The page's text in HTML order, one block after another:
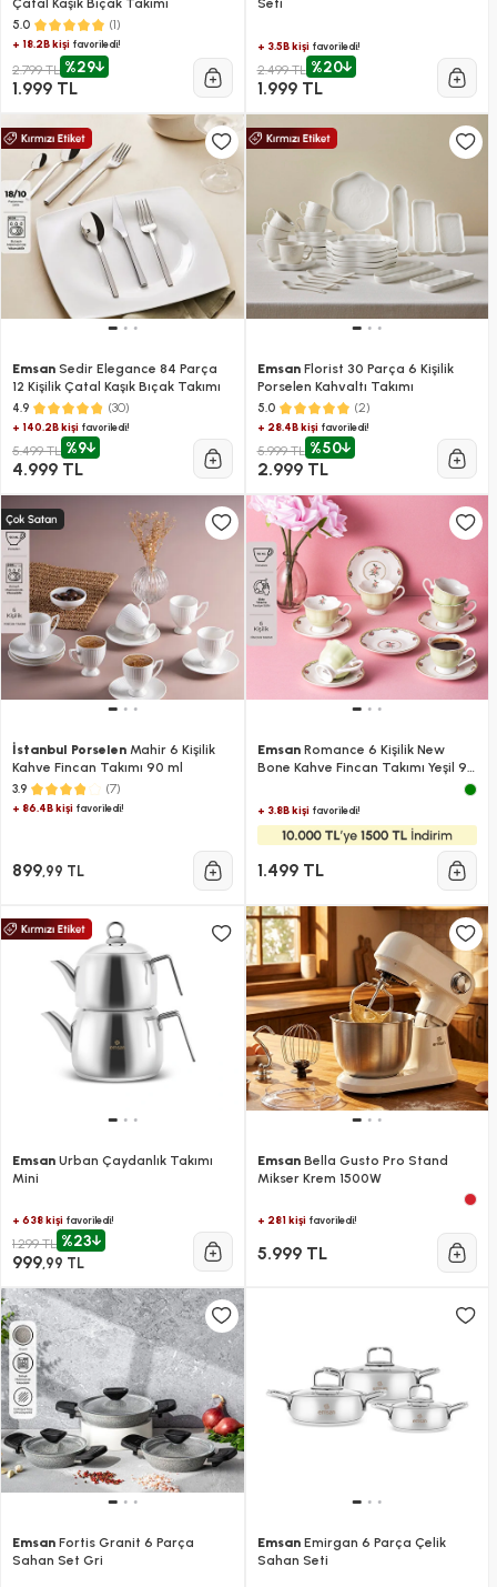
Çatal Kaşık Bıçak Takımı
5.0 (1)
+ 18.2B kişi favoriledi!
2.799 TL %29
1.999 TL
Seti
+ 3.5B kişifavoriledi!
2.499 TL %20
1.999 TL
Emsan Sedir Elegance 84 Parça
12 Kişilik Çatal Kaşık Bıçak Takımı
4.9 (30)
+ 140.2B kişi favoriledi!
5.499 TL %9
4.999 TL
EmsanFlorist 30 Parça 6 Kişilik
Porselen Kahvaltı Takımı
5.0 (2)
+ 28.4B kişifavoriledi!
5.999 TL %50
2.999 TL
İstanbul Porselen Mahir 6 Kişilik
Kahve Fincan Takımı 90 ml
3.9 (7)
+ 86.4B kişi favoriledi!
899,99 TL
EmsanRomance 6 Kişilik New
Bone Kahve Fincan Takımı Yeşil 90
+ 3.8B kişifavoriledi!
1.499 TL
Emsan Urban Çaydanlık Takımı
Mini
+ 638 kişi favoriledi!
1.299 TL %23
999,99 TL
EmsanBella Gusto Pro Stand
Mikser Krem 1500W
+ 281 kişifavoriledi!
5.999 TL
Emsan Fortis Granit 6 Parça
Sahan Set Gri
EmsanEmirgan 6 Parça Çelik
Sahan Seti